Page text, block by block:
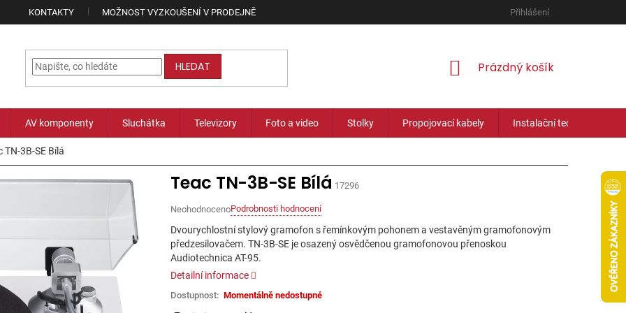
KONTAKTY MOŽNOST VYZKOUŠENÍ V PRODEJNĚ Přihlášení
HLEDAT
NÁKUPNÍ
Prázdný košík
AV komponenty Sluchátka Televizory Foto a video Stolky Propojovací kabely Instalační technika
TN-3B-SE Bílá
Průměrné
hodnocení
produktu
je
0,0
z
hvězdiček.
NeohodnocenoPodrobnosti hodnocení
Teac TN-3B-SE Bílá 17296
Momentálně nedostupné
Dvourychlostní stylový gramofon s řemínkovým pohonem a vestavěným gramofonovým
předzesilovačem. TN-3B-SE je osazený osvědčenou gramofonovou přenoskou
Audiotechnica AT-95.
Detailní informace